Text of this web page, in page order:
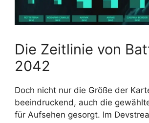
Die Zeitlinie von
2042
Doch nicht nur die Größe der
beeindruckend, auch die
für Aufsehen gesorgt. Im